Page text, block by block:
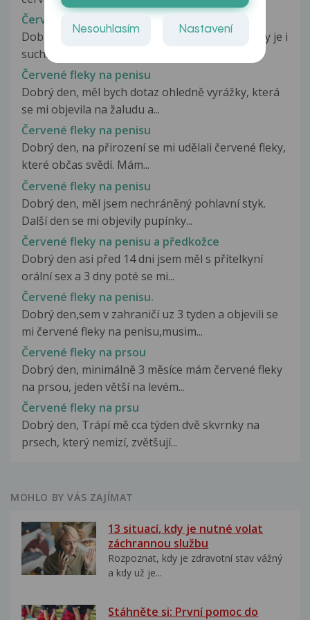
Červené fleky na penisu
Dobrý den. Mám červene fleky na penisu. Někdy je i
suchá kůže. Mám to zhruba...
Červené fleky na penisu
Dobrý den, měl bych dotaz ohledně vyrážky, která
se mi objevila na žaludu a...
Červené fleky na penisu
Dobrý den, na přirození se mi udělali červené fleky,
které občas svědí. Mám...
Červené fleky na penisu
Dobrý den, měl jsem nechráněný pohlavní styk.
Další den se mi objevily pupínky...
Červené fleky na penisu a předkožce
Dobrý den asi před 14 dni jsem měl s přítelkyní
orální sex a 3 dny poté se mi...
Červené fleky na penisu.
Dobrý den,sem v zahraničí uz 3 tyden a objevili se
mi červené fleky na penisu,musim...
Červené fleky na prsou
Dobrý den, minimálně 3 měsíce mám červené fleky
na prsou, jeden větší na levém...
Červené fleky na prsu
Dobrý den, Trápí mě cca týden dvě skvrnky na
prsech, který nemizí, zvětšují...
MOHLO BY VÁS ZAJÍMAT
13 situací, kdy je nutné volat
záchrannou službu
Rozpoznat, kdy je zdravotní stav vážný
a kdy už je...
Stáhněte si: První pomoc do
Nesouhlasím Nastavení